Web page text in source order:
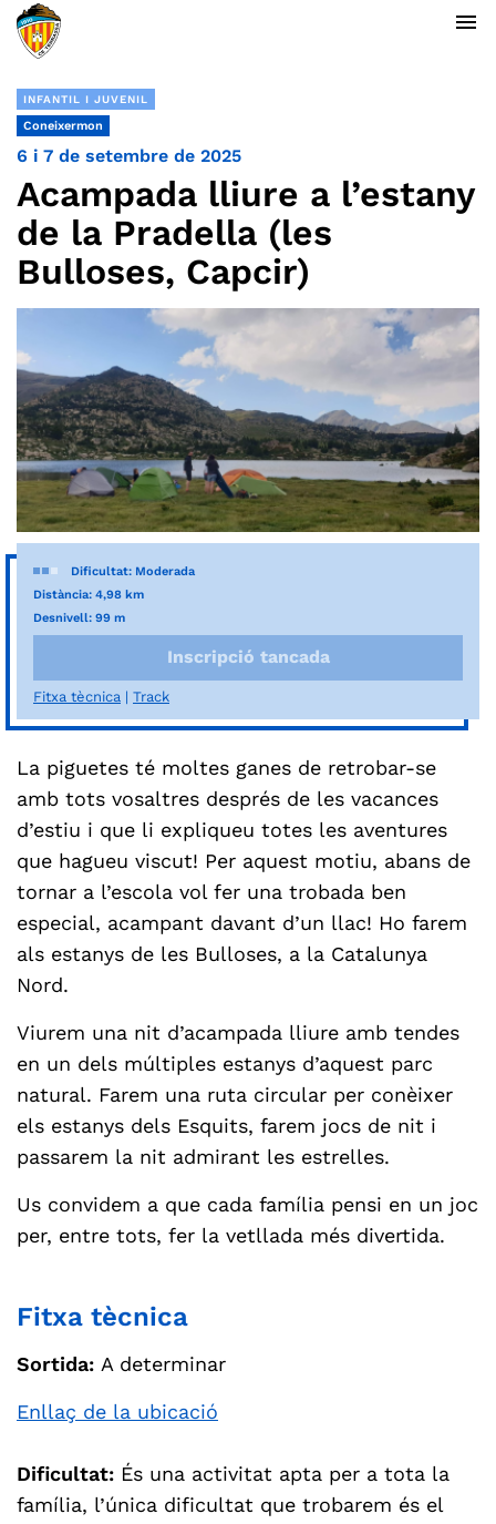
menu
INFANTIL I JUVENIL
Coneixermon
6 i 7 de setembre de 2025
Acampada lliure a l’estany
de la Pradella (les
Bulloses, Capcir)
Dificultat: Moderada
Distància: 4,98 km
Desnivell: 99 m
Inscripció tancada
Fitxa tècnica Track
La piguetes té moltes ganes de retrobar-se
amb tots vosaltres després de les vacances
d’estiu i que li expliqueu totes les aventures
que hagueu viscut! Per aquest motiu, abans de
tornar a l’escola vol fer una trobada ben
especial, acampant davant d’un llac! Ho farem
als estanys de les Bulloses, a la Catalunya
Nord.
Viurem una nit d’acampada lliure amb tendes
en un dels múltiples estanys d’aquest parc
natural. Farem una ruta circular per conèixer
els estanys dels Esquits, farem jocs de nit i
passarem la nit admirant les estrelles.
Us convidem a que cada família pensi en un joc
per, entre tots, fer la vetllada més divertida.
Fitxa tècnica
Sortida: A determinar
Enllaç de la ubicació
Dificultat: És una activitat apta per a tota la
família, l’única dificultat que trobarem és el